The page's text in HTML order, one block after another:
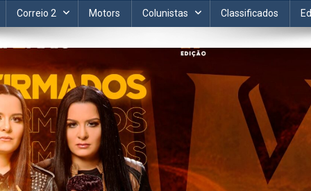
Correio 2 Motors Colunistas Classificados